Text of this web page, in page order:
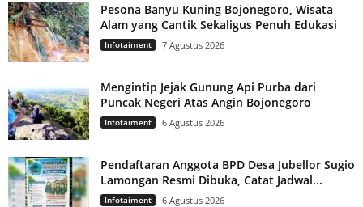
Pesona Banyu Kuning Bojonegoro, Wisata
Alam yang Cantik Sekaligus Penuh Edukasi
Infotaiment 7 Agustus 2026
Mengintip Jejak Gunung Api Purba dari
Puncak Negeri Atas Angin Bojonegoro
Infotaiment 6 Agustus 2026
Pendaftaran Anggota BPD Desa Jubellor Sugio
Lamongan Resmi Dibuka, Catat Jadwal...
Infotaiment 6 Agustus 2026